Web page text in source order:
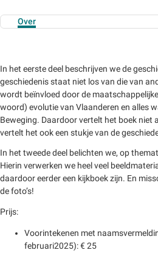
Over
In het eerste deel beschrijven we de
geschiedenis staat niet los van die van
wordt beïnvloed door de
woord) evolutie van Vlaanderen en alles
Beweging. Daardoor vertelt het boek niet
vertelt het ook een stukje van de
In het tweede deel belichten we, op
Hierin verwerken we heel veel
daardoor eerder een kijkboek zijn. En
de foto’s!
Prijs:
Voorintekenen met
februari2025): € 25